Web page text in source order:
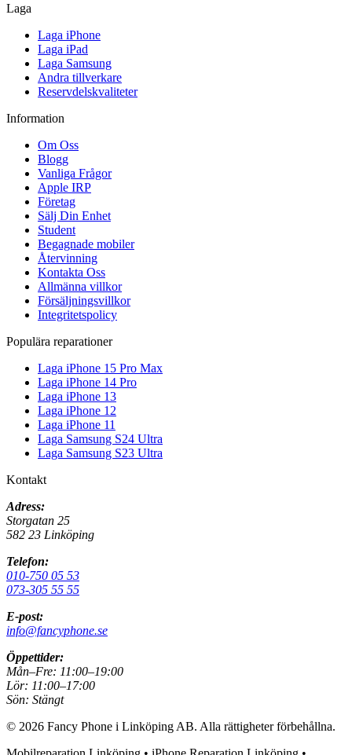
Laga
Laga iPhone
Laga iPad
Laga Samsung
Andra tillverkare
Reservdelskvaliteter
Information
Om Oss
Blogg
Vanliga Frågor
Apple IRP
Företag
Sälj Din Enhet
Student
Begagnade mobiler
Återvinning
Kontakta Oss
Allmänna villkor
Försäljningsvillkor
Integritetspolicy
Populära reparationer
Laga iPhone 15 Pro Max
Laga iPhone 14 Pro
Laga iPhone 13
Laga iPhone 12
Laga iPhone 11
Laga Samsung S24 Ultra
Laga Samsung S23 Ultra
Kontakt
Adress:
Storgatan 25
582 23 Linköping
Telefon:
010-750 05 53
073-305 55 55
E-post:
info@fancyphone.se
Öppettider:
Mån–Fre: 11:00–19:00
Lör: 11:00–17:00
Sön: Stängt
© 2026 Fancy Phone i Linköping AB. Alla rättigheter förbehållna.